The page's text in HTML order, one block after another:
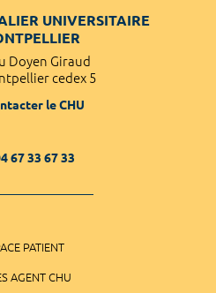
UNIVERSITAIRE
Doyen Giraud
cedex 5
le CHU
67 33 67 33
PATIENT
AGENT CHU